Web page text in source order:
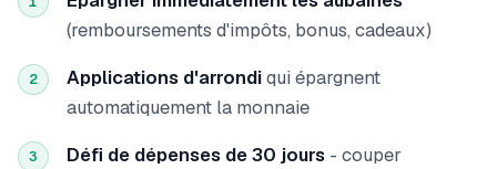
(remboursements d'impôts, bonus, cadeaux)
2 Applications d'arrondiqui épargnent
automatiquement la monnaie
3 Défi de dépenses de 30 jours - couper